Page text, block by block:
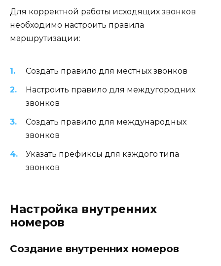
Для корректной работы исходящих звонков
необходимо настроить правила
маршрутизации:
Создать правило для местных звонков
Настроить правило для междугородних
звонков
Создать правило для международных
звонков
Указать префиксы для каждого типа
звонков
Настройка внутренних
номеров
Создание внутренних номеров